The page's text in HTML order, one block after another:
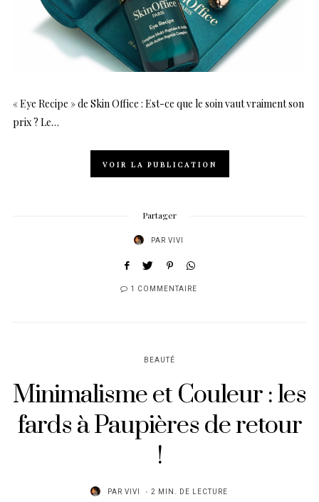
« Eye Recipe » de Skin Office : Est-ce que le soin vaut vraiment son
prix ? Le…
VOIR LA PUBLICATION
Partager
PAR VIVI
1 COMMENTAIRE
BEAUTÉ
Minimalisme et Couleur : les
fards à Paupières de retour
!
PAR VIVI 2 MIN. DE LECTURE